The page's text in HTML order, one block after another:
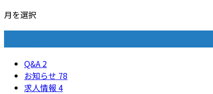
月を選択
Q&A 2
お知らせ 78
求人情報 4